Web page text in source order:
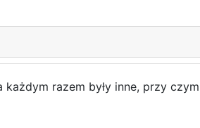
razem były inne, przy czym